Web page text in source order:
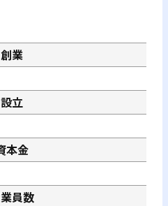
創業
設立
本金
員数